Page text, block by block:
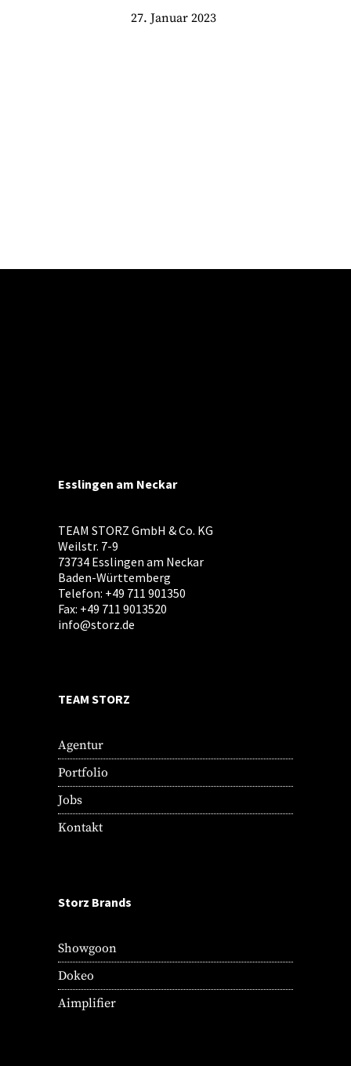
27. Januar 2023
Esslingen am Neckar
TEAM STORZ GmbH & Co. KG
Weilstr. 7-9
73734 Esslingen am Neckar
Baden-Württemberg
Telefon: +49 711 901350
Fax: +49 711 9013520
info@storz.de
TEAM STORZ
Agentur
Portfolio
Jobs
Kontakt
Storz Brands
Showgoon
Dokeo
Aimplifier